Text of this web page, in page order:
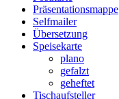
Präsentationsmappe
Selfmailer
Übersetzung
Speisekarte
plano
gefalzt
geheftet
Tischaufsteller